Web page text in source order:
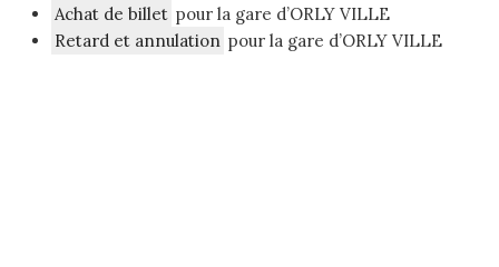
Achat de billet pour la gare d’ORLY VILLE
Retard et annulation pour la gare d’ORLY VILLE